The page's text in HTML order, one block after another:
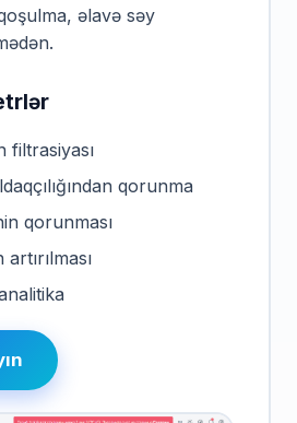
əlavə səy
filtrasiyası
qorunma
qorunması